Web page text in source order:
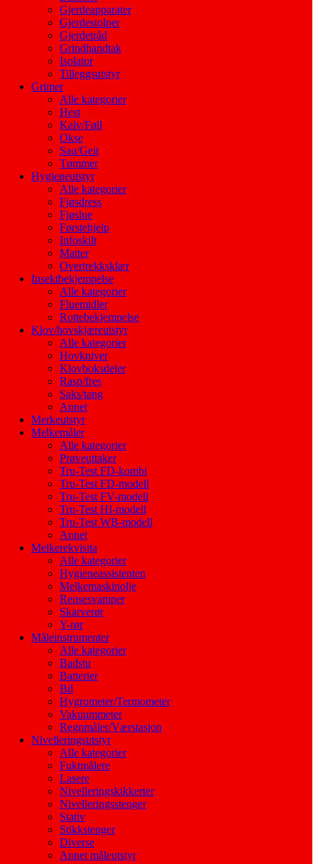
Gjerdeapparater
Gjerdestolper
Gjerdetråd
Grindhandtak
Isolator
Tilleggsutstyr
Grimer
Alle kategorier
Hest
Kalv/Føll
Okse
Sau/Geit
Tømmer
Hygieneutstyr
Alle kategorier
Fjøsdress
Fjøslue
Førstehjelp
Infoskilt
Matter
Overtrekksklær
Insektbekjempelse
Alle kategorier
Fluemidler
Rottebekjempelse
Klov/hovskjæreutstyr
Alle kategorier
Hovkniver
Klovboksdeler
Rasp/fres
Saks/tang
Annet
Merkeutstyr
Melkemåler
Alle kategorier
Prøveuttaker
Tru-Test FD-kombi
Tru-Test FD-modell
Tru-Test FV-modell
Tru-Test HI-modell
Tru-Test WB-modell
Annet
Melkerekvisita
Alle kategorier
Hygieneassistenten
Melkemaskinolje
Rensesvamper
Skarverør
Y-rør
Måleinstrumenter
Alle kategorier
Badstu
Batterier
Bil
Hygrometer/Termometer
Vakuummeter
Regnmåler/Værstasjon
Nivelleringsutstyr
Alle kategorier
Fuktmålere
Lasere
Nivelleringskikkerter
Nivelleringsstenger
Stativ
Stikkstenger
Diverse
Annet måleutstyr